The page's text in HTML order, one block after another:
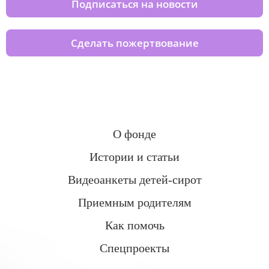
Подписаться на новости
Сделать пожертвование
О фонде
Истории и статьи
Видеоанкеты детей-сирот
Приемным родителям
Как помочь
Спецпроекты